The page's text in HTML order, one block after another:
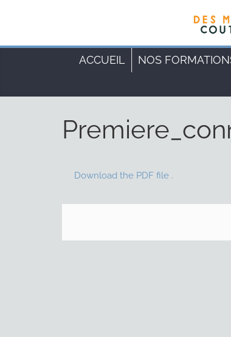
ACCUEIL NOS
Download the PDF file .